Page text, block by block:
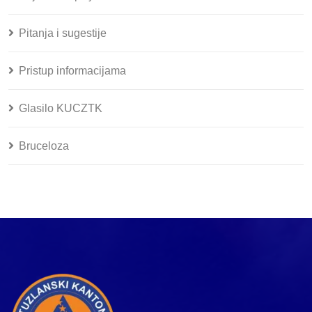
Pitanja i sugestije
Pristup informacijama
Glasilo KUCZTK
Bruceloza